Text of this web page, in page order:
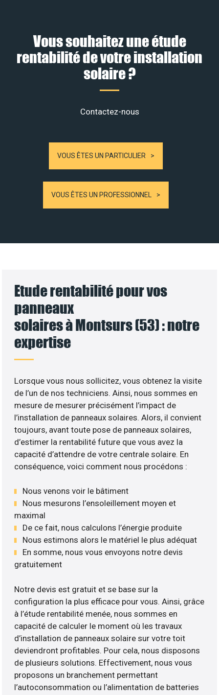
Vous souhaitez une étude
rentabilité de votre installation
solaire ?
Contactez-nous
VOUS ÊTES UN PARTICULIER
VOUS ÊTES UN PROFESSIONNEL
Etude rentabilité pour vos
panneaux
solaires à Montsurs (53) : notre
expertise
Lorsque vous nous sollicitez, vous obtenez la visite
de l’un de nos techniciens. Ainsi, nous sommes en
mesure de mesurer précisément l’impact de
l’installation de panneaux solaires. Alors, il convient
toujours, avant toute pose de panneaux solaires,
d’estimer la rentabilité future que vous avez la
capacité d’attendre de votre centrale solaire. En
conséquence, voici comment nous procédons :
Nous venons voir le bâtiment
Nous mesurons l’ensoleillement moyen et
maximal
De ce fait, nous calculons l’énergie produite
Nous estimons alors le matériel le plus adéquat
En somme, nous vous envoyons notre devis
gratuitement
Notre devis est gratuit et se base sur la
configuration la plus efficace pour vous. Ainsi, grâce
à l’étude rentabilité menée, nous sommes en
capacité de calculer le moment où les travaux
d’installation de panneaux solaire sur votre toit
deviendront profitables. Pour cela, nous disposons
de plusieurs solutions. Effectivement, nous vous
proposons un branchement permettant
l’autoconsommation ou l’alimentation de batteries